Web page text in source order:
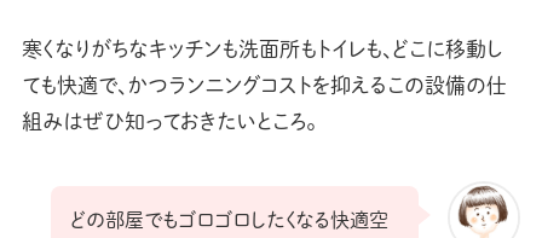
寒くなりがちなキッチンも洗面所もトイレも、どこに移動し
ても快適で、かつランニングコストを抑えるこの設備の仕
組みはぜひ知っておきたいところ。
どの部屋でもゴロゴロしたくなる快適空